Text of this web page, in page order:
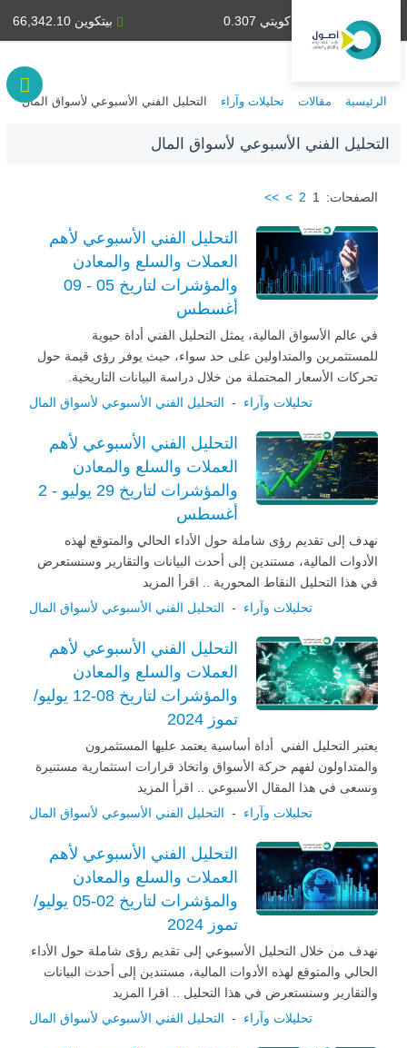
بيتكوين 66,342.10 دينار كويتي 0.307
الرئيسية مقالات تحليلات وآراء التحليل الفني الأسبوعي لأسواق المال
التحليل الفني الأسبوعي لأسواق المال
الصفحات: 1
2
>
>>
التحليل الفني الأسبوعي لأهم
العملات والسلع والمعادن
والمؤشرات لتاريخ 05 - 09
أغسطس
في عالم الأسواق المالية، يمثل التحليل الفني أداة حيوية
للمستثمرين والمتداولين على حد سواء، حيث يوفر رؤى قيمة حول
تحركات الأسعار المحتملة من خلال دراسة البيانات التاريخية.
تحليلات وآراء - التحليل الفني الأسبوعي لأسواق المال
التحليل الفني الأسبوعي لأهم
العملات والسلع والمعادن
والمؤشرات لتاريخ 29 يوليو - 2
أغسطس
نهدف إلى تقديم رؤى شاملة حول الأداء الحالي والمتوقع لهذه
الأدوات المالية، مستندين إلى أحدث البيانات والتقارير وسنستعرض
في هذا التحليل النقاط المحورية .. اقرأ المزيد
تحليلات وآراء - التحليل الفني الأسبوعي لأسواق المال
التحليل الفني الأسبوعي لأهم
العملات والسلع والمعادن
والمؤشرات لتاريخ 08-12 يوليو/
تموز 2024
يعتبر التحليل الفني أداة أساسية يعتمد عليها المستثمرون
والمتداولون لفهم حركة الأسواق واتخاذ قرارات استثمارية مستنيرة
ونسعى في هذا المقال الأسبوعي .. اقرأ المزيد
تحليلات وآراء - التحليل الفني الأسبوعي لأسواق المال
التحليل الفني الأسبوعي لأهم
العملات والسلع والمعادن
والمؤشرات لتاريخ 02-05 يوليو/
تموز 2024
نهدف من خلال التحليل الأسبوعي إلى تقديم رؤى شاملة حول الأداء
الحالي والمتوقع لهذه الأدوات المالية، مستندين إلى أحدث البيانات
والتقارير وسنستعرض في هذا التحليل .. اقرا المزيد
تحليلات وآراء - التحليل الفني الأسبوعي لأسواق المال